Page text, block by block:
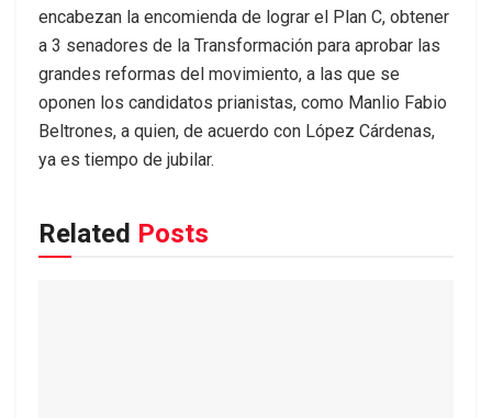
encabezan la encomienda de lograr el Plan C, obtener
a 3 senadores de la Transformación para aprobar las
grandes reformas del movimiento, a las que se
oponen los candidatos prianistas, como Manlio Fabio
Beltrones, a quien, de acuerdo con López Cárdenas,
ya es tiempo de jubilar.
Related Posts